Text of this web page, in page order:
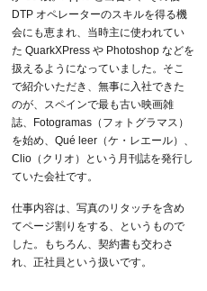
DTP オペレーターのスキルを得る機
会にも恵まれ、当時主に使われてい
た QuarkXPress や Photoshop などを
扱えるようになっていました。そこ
で紹介いただき、無事に入社できた
のが、スペインで最も古い映画雑
誌、Fotogramas（フォトグラマス）
を始め、Qué leer（ケ・レエール）、
Clio（クリオ）という月刊誌を発行し
ていた会社です。
仕事内容は、写真のリタッチを含め
てページ割りをする、というもので
した。もちろん、契約書も交わさ
れ、正社員という扱いです。